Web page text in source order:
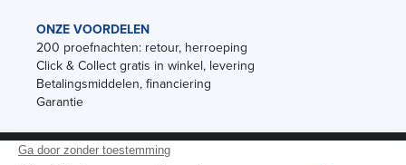
ONZE VOORDELEN
200 proefnachten: retour, herroeping
Click & Collect gratis in winkel, levering
Betalingsmiddelen, financiering
Garantie